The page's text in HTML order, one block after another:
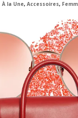
À la Une, Accessoires,